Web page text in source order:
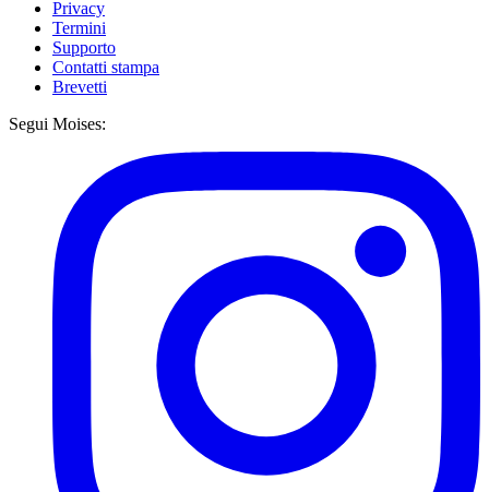
Privacy
Termini
Supporto
Contatti stampa
Brevetti
Segui Moises: